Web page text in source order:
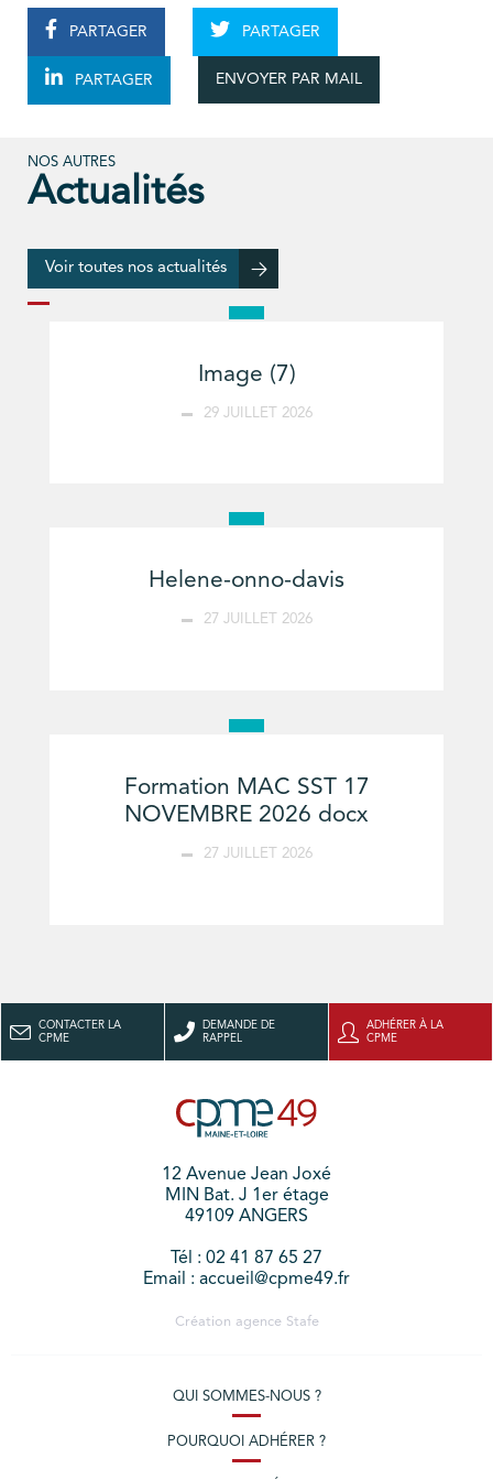
PARTAGER PARTAGER
PARTAGER ENVOYER PAR MAIL
NOS AUTRES
Actualités
Voir toutes nos actualités
Image (7)
29 JUILLET 2026
Helene-onno-davis
27 JUILLET 2026
Formation MAC SST 17
NOVEMBRE 2026 docx
27 JUILLET 2026
CONTACTER LA
CPME
DEMANDE DE
RAPPEL
ADHÉRER À LA
CPME
12 Avenue Jean Joxé
MIN Bat. J 1er étage
49109 ANGERS
Tél : 02 41 87 65 27
Email : accueil@cpme49.fr
Création agence Stafe
QUI SOMMES-NOUS ?
POURQUOI ADHÉRER ?